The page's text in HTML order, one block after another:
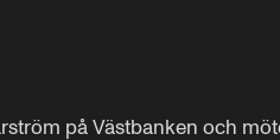
på Västbanken och